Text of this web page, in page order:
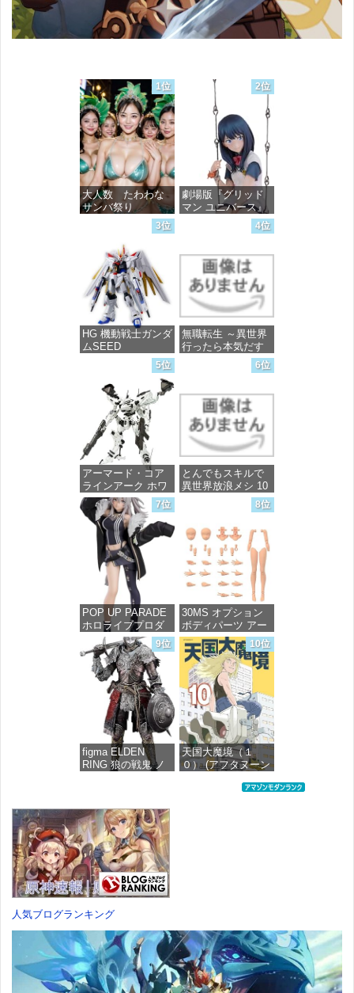
1位
大人数 たわわな
サンバ祭り
価格：¥99
2位
劇場版『グリッド
マン ユニバース』
宝多六花 wall figure
1/7スケール プラス
完成品フィギュア
価格：¥13,756
3位
HG 機動戦士ガンダ
ムSEED
FREEDOM マイテ
ィーストライクフ
リーダムガンダム
1/144スケール 色分
け済みプラモデル
価格：¥4,800
4位
無職転生 ～異世界
行ったら本気だす
～ 20 (MFコミック
ス フラッパーシ
価格：¥748
5位
アーマード・コア
ラインアーク ホワ
イト・グリント 全
高約160mm 1/72ス
ケール プラモデル
価格：¥7,367
6位
とんでもスキルで
異世界放浪メシ 10
(ガルドコミックス)
価格：¥726
7位
POP UP PARADE
ホロライブプロダ
クション 獅白ぼた
ん ノンスケール プ
ラスチック製 塗装
済み完成品フィギ
価格：¥4,676
8位
30MS オプション
ボディパーツ アー
ムパーツ&レッグパ
ーツ [カラーC] 色
分け済みプラモデ
ル
価格：¥1,949
9位
figma ELDEN
RING 狼の戦鬼 ノ
価格：¥13,115
10位
天国大魔境（１
０） (アフタヌーン
人気ブログランキング